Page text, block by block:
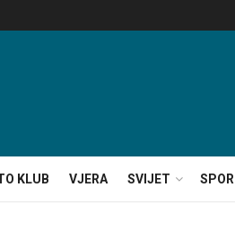
KLUB VJERA SVIJET